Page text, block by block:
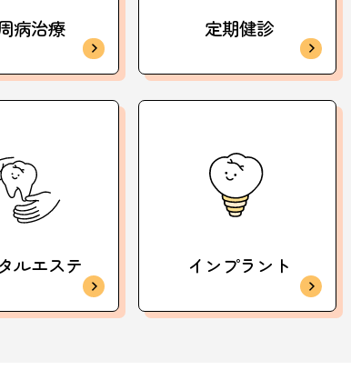
病治療 定期健診
ルエステ インプラント